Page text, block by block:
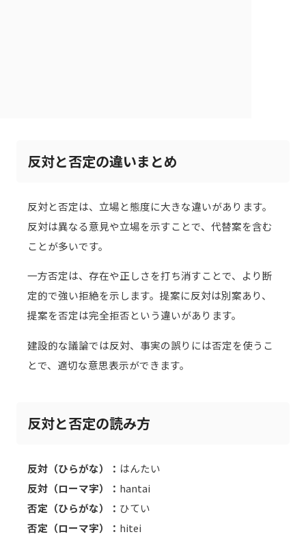
反対と否定の違いまとめ
反対と否定は、立場と態度に大きな違いがあります。
反対は異なる意見や立場を示すことで、代替案を含む
ことが多いです。
一方否定は、存在や正しさを打ち消すことで、より断
定的で強い拒絶を示します。提案に反対は別案あり、
提案を否定は完全拒否という違いがあります。
建設的な議論では反対、事実の誤りには否定を使うこ
とで、適切な意思表示ができます。
反対と否定の読み方
反対（ひらがな）： はんたい
反対（ローマ字）： hantai
否定（ひらがな）： ひてい
否定（ローマ字）： hitei